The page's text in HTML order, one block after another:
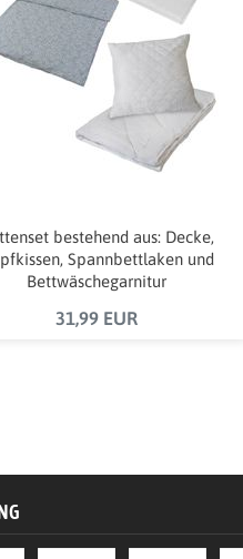
bestehend aus: Decke,
Spannbettlaken und
Bettwäschegarnitur
31,99 EUR